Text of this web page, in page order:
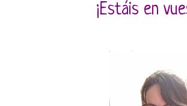
¡Estáis en